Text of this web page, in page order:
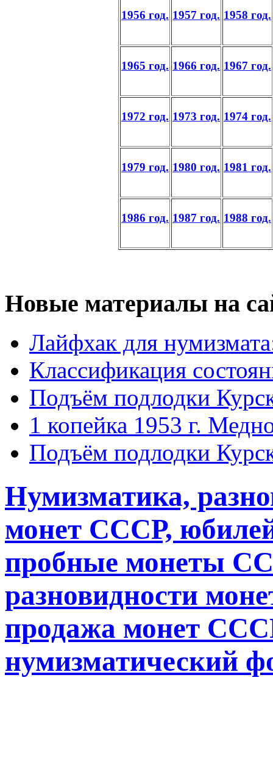
1956 год. 1957 год. 1958 год.
1965 год. 1966 год. 1967 год.
1972 год. 1973 год. 1974 год.
1979 год. 1980 год. 1981 год.
1986 год. 1987 год. 1988 год.
Новые материалы на
Лайфхак для
Классификация
Подъём подлодки
1 копейка 1953 г.
Подъём подлодки
Нумизматика,
монет СССР,
пробные монеты
разновидности
продажа монет
нумизматический